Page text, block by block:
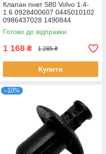
Клапан пнвт S80 Volvo 1.4-
1.6 0928400607 0445010102
0986437028 1490844
1347282
Готово до відправки
1 168 ₴ 1 285 ₴
Купити
–10%